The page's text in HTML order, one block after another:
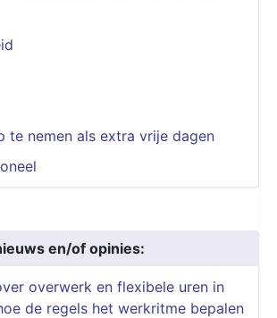
te nemen als extra vrije dagen
en/of opinies:
overwerk en flexibele uren in
de regels het werkritme bepalen